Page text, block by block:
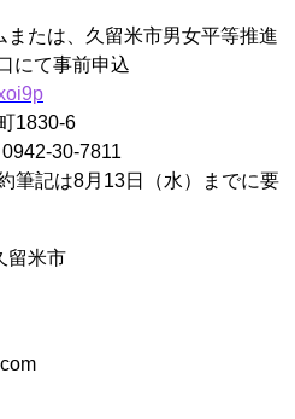
たは、久留米市男女平等推進
にて事前申込
1830-6
30-7811
筆記は8月13日（水）までに要
留米市